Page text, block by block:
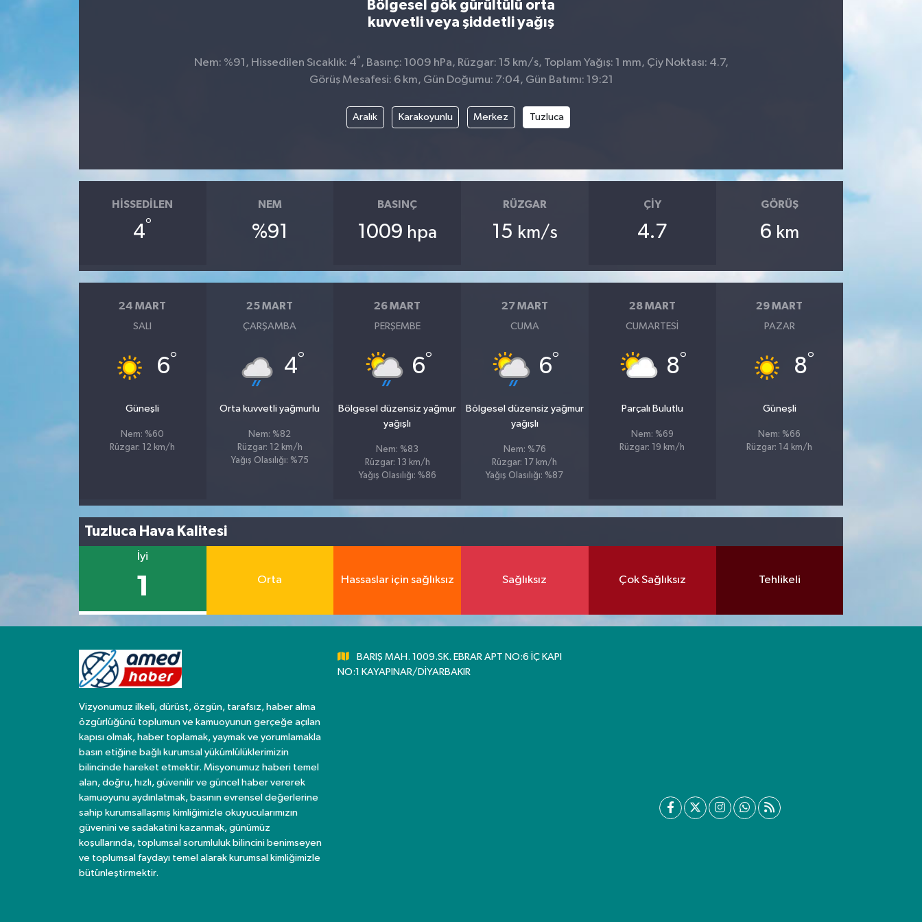
Bölgesel gök gürültülü orta
kuvvetli veya şiddetli yağış
Nem: %91, Hissedilen Sıcaklık: 4° , Basınç: 1009 hPa, Rüzgar: 15 km/s, Toplam Yağış: 1 mm, Çiy Noktası: 4.7,
Görüş Mesafesi: 6 km, Gün Doğumu: 7:04, Gün Batımı: 19:21
Aralık Karakoyunlu Merkez Tuzluca
HISSEDILEN
4°
NEM
%91
BASINÇ
1009 hpa
RÜZGAR
15 km/s
ÇIY
4.7
GÖRÜŞ
6 km
24 MART
SALI
6°
Güneşli
Nem: %60
Rüzgar: 12 km/h
25 MART
ÇARŞAMBA
4°
Orta kuvvetli yağmurlu
Nem: %82
Rüzgar: 12 km/h
Yağış Olasılığı: %75
26 MART
PERŞEMBE
6°
Bölgesel düzensiz yağmur
yağışlı
Nem: %83
Rüzgar: 13 km/h
Yağış Olasılığı: %86
27 MART
CUMA
6°
Bölgesel düzensiz yağmur
yağışlı
Nem: %76
Rüzgar: 17 km/h
Yağış Olasılığı: %87
28 MART
CUMARTESI
8°
Parçalı Bulutlu
Nem: %69
Rüzgar: 19 km/h
29 MART
PAZAR
8°
Güneşli
Nem: %66
Rüzgar: 14 km/h
Tuzluca Hava Kalitesi
İyi
1 Orta Hassaslar için sağlıksız Sağlıksız Çok Sağlıksız Tehlikeli
Vizyonumuz ilkeli, dürüst, özgün, tarafsız, haber alma
özgürlüğünü toplumun ve kamuoyunun gerçeğe açılan
kapısı olmak, haber toplamak, yaymak ve yorumlamakla
basın etiğine bağlı kurumsal yükümlülüklerimizin
bilincinde hareket etmektir. Misyonumuz haberi temel
alan, doğru, hızlı, güvenilir ve güncel haber vererek
kamuoyunu aydınlatmak, basının evrensel değerlerine
sahip kurumsallaşmış kimliğimizle okuyucularımızın
güvenini ve sadakatini kazanmak, günümüz
koşullarında, toplumsal sorumluluk bilincini benimseyen
ve toplumsal faydayı temel alarak kurumsal kimliğimizle
bütünleştirmektir.
BARIŞ MAH. 1009.SK. EBRAR APT NO:6 İÇ KAPI
NO:1 KAYAPINAR/DİYARBAKIR
Gündem
Sağlık & Yaşam